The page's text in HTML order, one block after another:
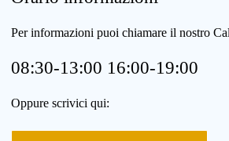
Per informazioni puoi chiamare il nostro
08:30-13:00 16:00-19:00
Oppure scrivici qui: